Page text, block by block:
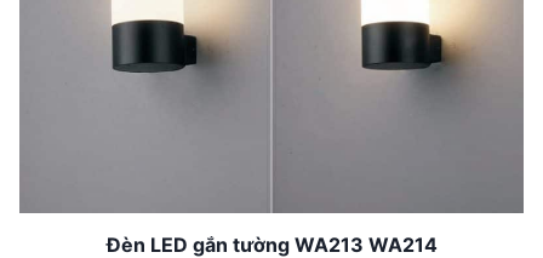
Đèn LED gắn tường WA213 WA214